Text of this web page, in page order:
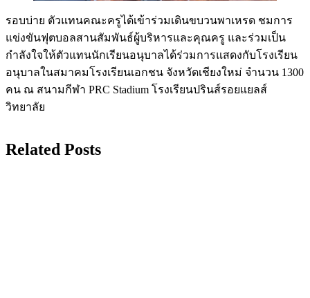
รอบบ่าย ตัวแทนคณะครูได้เข้าร่วมเดินขบวนพาเหรด ชมการ
แข่งขันฟุตบอลสานสัมพันธ์ผู้บริหารและคุณครู และร่วมเป็น
กำลังใจให้ตัวแทนนักเรียนอนุบาลได้ร่วมการแสดงกับโรงเรียน
อนุบาลในสมาคมโรงเรียนเอกชน จังหวัดเชียงใหม่ จำนวน 1300
คน ณ สนามกีฬา PRC Stadium โรงเรียนปรินส์รอยแยลส์
วิทยาลัย
Related Posts